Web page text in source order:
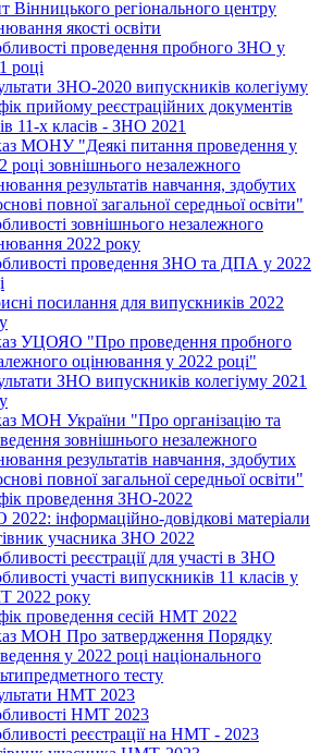
Вінницького регіонального центру
якості освіти
проведення пробного ЗНО у
році
ЗНО-2020 випускників колегіуму
прийому реєстраційних документів
11-х класів - ЗНО 2021
МОНУ "Деякі питання проведення у
році зовнішнього незалежного
результатів навчання, здобутих
повної загальної середньої освіти"
зовнішнього незалежного
2022 року
проведення ЗНО та ДПА у 2022
посилання для випускників 2022
УЦОЯО "Про проведення пробного
оцінювання у 2022 році"
ЗНО випускників колегіуму 2021
МОН України "Про організацію та
зовнішнього незалежного
результатів навчання, здобутих
повної загальної середньої освіти"
проведення ЗНО-2022
інформаційно-довідкові матеріали
учасника ЗНО 2022
реєстрації для участі в ЗНО
участі випускників 11 класів у
2022 року
проведення сесій НМТ 2022
МОН Про затвердження Порядку
у 2022 році національного
тесту
НМТ 2023
НМТ 2023
реєстрації на НМТ - 2023